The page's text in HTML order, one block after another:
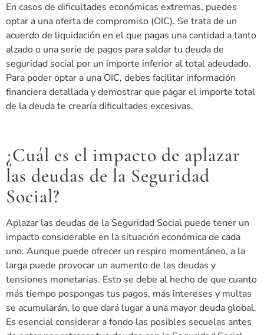
En casos de dificultades económicas extremas, puedes
optar a una oferta de compromiso (OIC). Se trata de un
acuerdo de liquidación en el que pagas una cantidad a tanto
alzado o una serie de pagos para saldar tu deuda de
seguridad social por un importe inferior al total adeudado.
Para poder optar a una OIC, debes facilitar información
financiera detallada y demostrar que pagar el importe total
de la deuda te crearía dificultades excesivas.
¿Cuál es el impacto de aplazar
las deudas de la Seguridad
Social?
Aplazar las deudas de la Seguridad Social puede tener un
impacto considerable en la situación económica de cada
uno. Aunque puede ofrecer un respiro momentáneo, a la
larga puede provocar un aumento de las deudas y
tensiones monetarias. Esto se debe al hecho de que cuanto
más tiempo pospongas tus pagos, más intereses y multas
se acumularán, lo que dará lugar a una mayor deuda global.
Es esencial considerar a fondo las posibles secuelas antes